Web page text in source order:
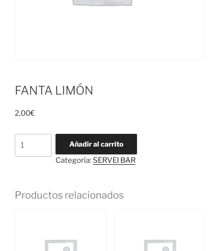
FANTA LIMÓN
2,00€
Añadir al carrito
Categoría: SERVEI BAR
Productos relacionados